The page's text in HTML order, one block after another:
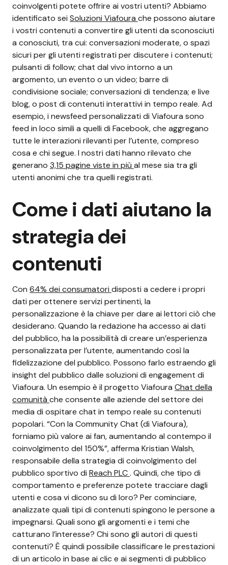
coinvolgenti potete offrire ai vostri utenti? Abbiamo
identificato sei Soluzioni Viafoura che possono aiutare
i vostri contenuti a convertire gli utenti da sconosciuti
a conosciuti, tra cui: conversazioni moderate, o spazi
sicuri per gli utenti registrati per discutere i contenuti;
pulsanti di follow; chat dal vivo intorno a un
argomento, un evento o un video; barre di
condivisione sociale; conversazioni di tendenza; e live
blog, o post di contenuti interattivi in tempo reale. Ad
esempio, i newsfeed personalizzati di Viafoura sono
feed in loco simili a quelli di Facebook, che aggregano
tutte le interazioni rilevanti per l’utente, compreso
cosa e chi segue. I nostri dati hanno rilevato che
generano 3,15 pagine viste in più al mese sia tra gli
utenti anonimi che tra quelli registrati.
Come i dati aiutano la
strategia dei
contenuti
Con 64% dei consumatori disposti a cedere i propri
dati per ottenere servizi pertinenti, la
personalizzazione è la chiave per dare ai lettori ciò che
desiderano. Quando la redazione ha accesso ai dati
del pubblico, ha la possibilità di creare un’esperienza
personalizzata per l’utente, aumentando così la
fidelizzazione del pubblico. Possono farlo estraendo gli
insight del pubblico dalle soluzioni di engagement di
Viafoura. Un esempio è il progetto Viafoura Chat della
comunità che consente alle aziende del settore dei
media di ospitare chat in tempo reale su contenuti
popolari. “Con la Community Chat (di Viafoura),
forniamo più valore ai fan, aumentando al contempo il
coinvolgimento del 150%”, afferma Kristian Walsh,
responsabile della strategia di coinvolgimento del
pubblico sportivo di Reach PLC. Quindi, che tipo di
comportamento e preferenze potete tracciare dagli
utenti e cosa vi dicono su di loro? Per cominciare,
analizzate quali tipi di contenuti spingono le persone a
impegnarsi. Quali sono gli argomenti e i temi che
catturano l’interesse? Chi sono gli autori di questi
contenuti? È quindi possibile classificare le prestazioni
di un articolo in base ai clic e ai segmenti di pubblico